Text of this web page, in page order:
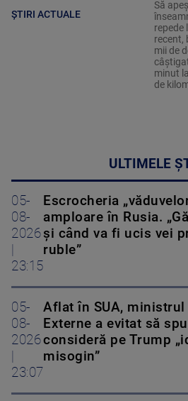
ȘTIRI ACTUALE
Să
repede
recent,
mii de
minut
de
ULTIMELE
05-
08-
2026
23:15
Escrocheria
amploare în Rusia.
și când va fi ucis vei
ruble”
05-
08-
2026
23:07
Aflat în SUA,
Externe a evitat să
consideră pe Trump
misogin”